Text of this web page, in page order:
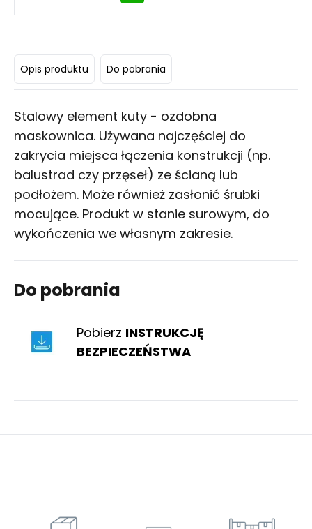
Opis produktu Do pobrania
Stalowy element kuty - ozdobna
maskownica. Używana najczęściej do
zakrycia miejsca łączenia konstrukcji (np.
balustrad czy przęseł) ze ścianą lub
podłożem. Może również zasłonić śrubki
mocujące. Produkt w stanie surowym, do
wykończenia we własnym zakresie.
Do pobrania
Pobierz INSTRUKCJĘ
BEZPIECZEŃSTWA